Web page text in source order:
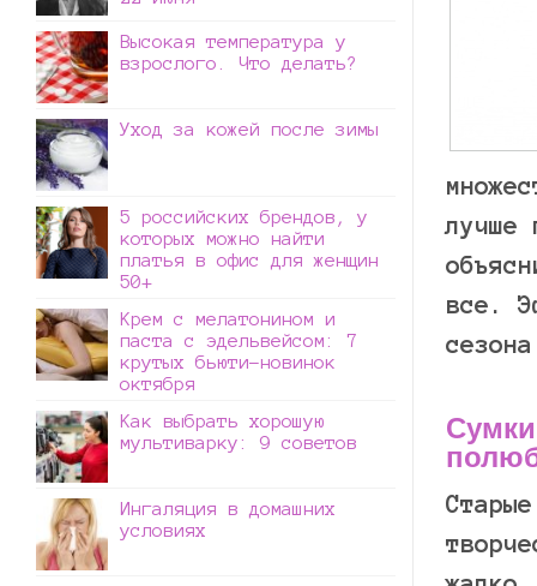
лучше
все.
Высокая температура у
взрослого. Что делать?
Уход за кожей после зимы
5 российских брендов, у
которых можно найти
платья в офис для женщин
50+
Крем с мелатонином и
паста с эдельвейсом: 7
крутых бьюти-новинок
октября
Как выбрать хорошую
мультиварку: 9 советов
Ингаляция в домашних
условиях